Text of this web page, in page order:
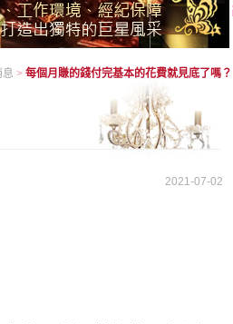
息 > 每個月賺的錢付完基本的花費就見底了嗎？
2021-07-02